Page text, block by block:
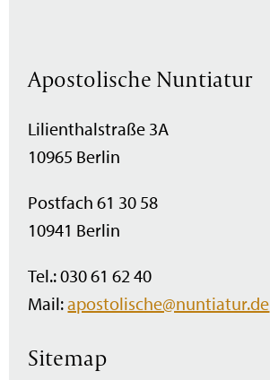
Apostolische Nuntiatur
Lilienthalstraße 3A
10965 Berlin
Postfach 61 30 58
10941 Berlin
Tel.: 030 61 62 40
Mail:apostolische@nuntiatur.de
Sitemap